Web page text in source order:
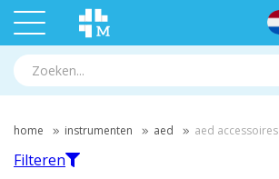
home instrumenten aed aed accessoires
Filteren